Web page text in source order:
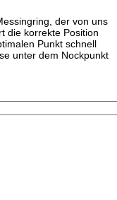
der von uns
die korrekte Position
Punkt schnell
unter dem Nockpunkt